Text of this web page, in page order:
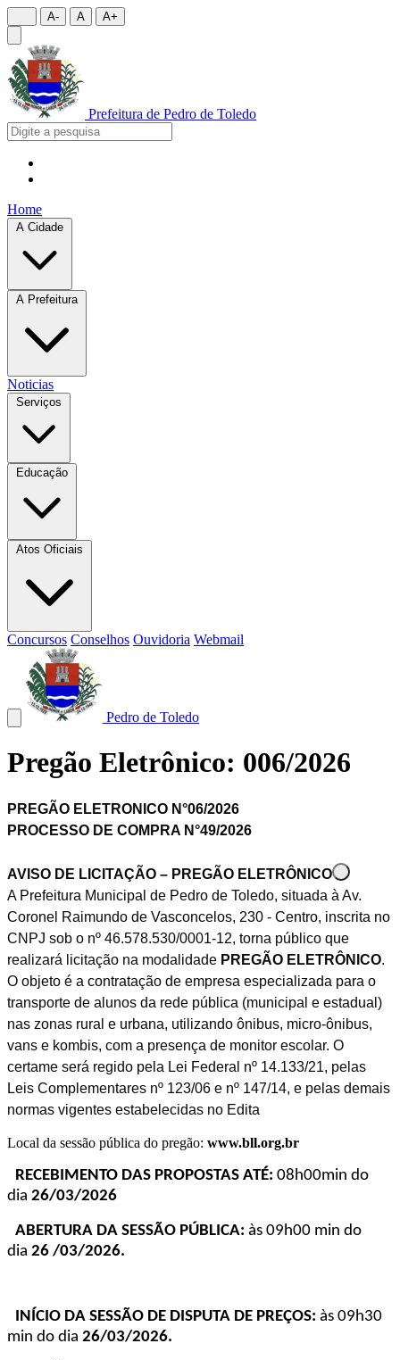
A- A A+
Prefeitura de Pedro de Toledo
Home
A Cidade
A Prefeitura
Noticias
Serviços
Educação
Atos Oficiais
Concursos Conselhos Ouvidoria Webmail
Pedro de Toledo
Pregão Eletrônico: 006/2026
PREGÃO ELETRONICO N°06/2026
PROCESSO DE COMPRA N°49/2026
AVISO DE LICITAÇÃO – PREGÃO ELETRÔNICO
A Prefeitura Municipal de Pedro de Toledo, situada à Av.
Coronel Raimundo de Vasconcelos, 230 - Centro, inscrita no
CNPJ sob o nº 46.578.530/0001-12, torna público que
realizará licitação na modalidade PREGÃO ELETRÔNICO.
O objeto é a contratação de empresa especializada para o
transporte de alunos da rede pública (municipal e estadual)
nas zonas rural e urbana, utilizando ônibus, micro-ônibus,
vans e kombis, com a presença de monitor escolar. O
certame será regido pela Lei Federal nº 14.133/21, pelas
Leis Complementares nº 123/06 e nº 147/14, e pelas demais
normas vigentes estabelecidas no Edita
Local da sessão pública do pregão: www.bll.org.br
RECEBIMENTO DAS PROPOSTAS ATÉ:08h00min do
dia 26/03/2026
ABERTURA DA SESSÃO PÚBLICA:às 09h00 min do
dia 26 /03/2026.
INÍCIO DA SESSÃO DE DISPUTA DE PREÇOS:às 09h30
min do dia 26/03/2026.